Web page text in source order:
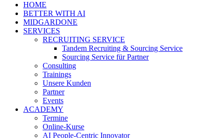
HOME
BETTER WITH AI
MIDGARDONE
SERVICES
RECRUITING SERVICE
Tandem Recruiting & Sourcing Service
Sourcing Service für Partner
Consulting
Trainings
Unsere Kunden
Partner
Events
ACADEMY
Termine
Online-Kurse
AI People-Centric Innovator